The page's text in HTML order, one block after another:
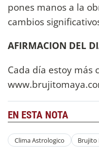
pones manos a la
cambios
AFIRMACION DEL
Cada día estoy más
EN ESTA NOTA
Clima Astrologico Brujito